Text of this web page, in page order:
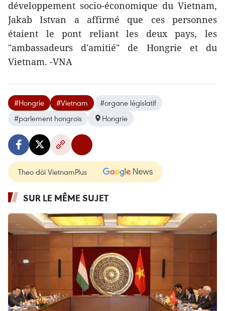
développement socio-économique du Vietnam,
Jakab Istvan a affirmé que ces personnes
étaient le pont reliant les deux pays, les
"ambassadeurs d'amitié" de Hongrie et du
Vietnam. -VNA
#Hongrie #Vietnam
#organe législatif
#parlement hongrois
Hongrie
Theo dõi VietnamPlus
SUR LE MÊME SUJET